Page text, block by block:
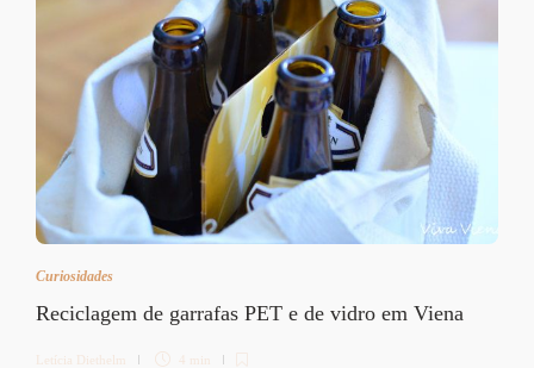
Curiosidades
Reciclagem de garrafas PET e de vidro em Viena
Letícia Diethelm 4 min